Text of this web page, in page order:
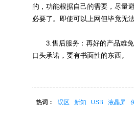
的，功能根据自己的需要，尽量
必要了。即使可以上网但毕竟无
3.售后服务：再好的产品难免
口头承诺，要有书面性的东西。
热词： 误区 新知 USB 液晶屏